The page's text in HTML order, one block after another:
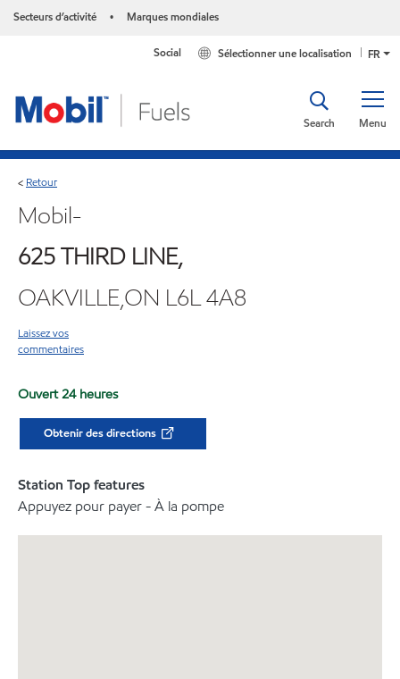
Secteurs d’activité • Marques mondiales
FR
Sélectionner une localisation
Social
Menu
Search
< Retour
Mobil-
625 THIRD LINE,
OAKVILLE,ON L6L 4A8
Laissez vos
commentaires
Ouvert 24 heures
Obtenir des directions
Station Top features
Appuyez pour payer - À la pompe